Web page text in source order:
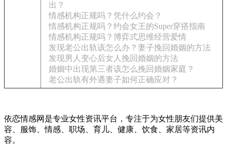
出？
情感机构正规吗？凭什么约会？
情感机构正规吗？约会女王的Super穿搭指南
情感机构正规吗？博弈式思维经营爱情
发现老公出轨该怎么办？妻子挽回婚姻的方法
发现男人变心后女人挽回婚姻的方法
婚姻中出现第三者该怎么挽回婚姻家庭？
老公出轨有外遇妻子如何正确应对？
依恋情感网是专业女性资讯平台，专注于为女性朋友们提供美
容、服饰、情感、职场、育儿、健康、饮食、家居等资讯内
容。